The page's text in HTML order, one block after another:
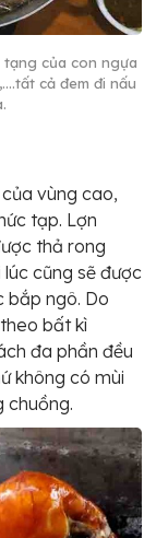
tạng của con ngựa
cả đem đi nấu
vùng cao,
tạp. Lợn
thả rong
cũng sẽ được
bắp ngô. Do
bất kì
đa phần đều
không có mùi
chuồng.